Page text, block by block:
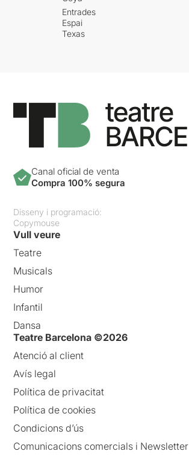
Entrades
Espai
Texas
Canal oficial de venta
Compra 100% segura
Disseny i programació:
Copymouse
Vull veure
Teatre
Musicals
Humor
Infantil
Dansa
Teatre Barcelona ©2026
Atenció al client
Avís legal
Política de privacitat
Política de cookies
Condicions d’ús
Comunicacions comercials i Newsletter